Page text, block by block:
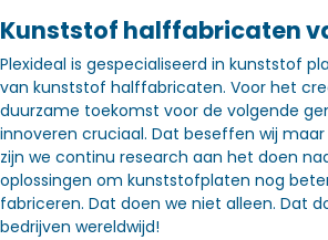
Kunststof halffabricaten
Plexideal is gespecialiseerd in kunststof
van kunststof halffabricaten. Voor het
duurzame toekomst voor de volgende
innoveren cruciaal. Dat beseffen wij
zijn we continu research aan het doen
oplossingen om kunststofplaten nog
fabriceren. Dat doen we niet alleen. Dat
bedrijven wereldwijd!